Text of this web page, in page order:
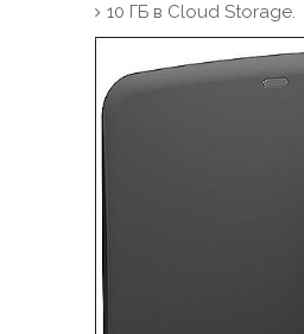
10 ГБ в Cloud Storage.